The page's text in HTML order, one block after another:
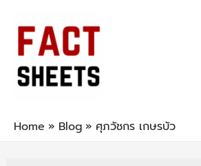
Home Blog ศุภวัชกร เกษรบัว